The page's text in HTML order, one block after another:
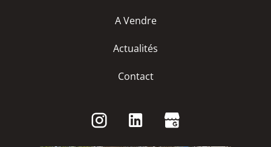
A Vendre
Actualités
Contact